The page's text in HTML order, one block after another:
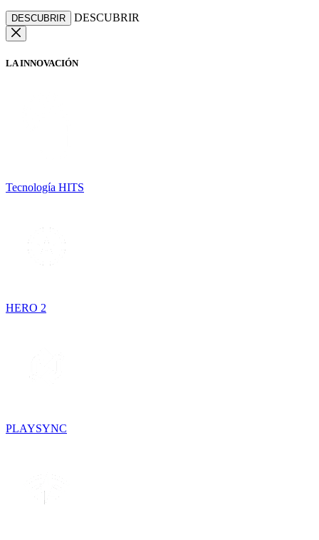
DESCUBRIR DESCUBRIR
LA INNOVACIÓN
Tecnología HITS
HERO 2
PLAYSYNC